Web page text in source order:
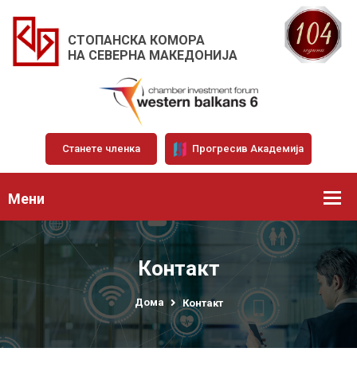
СТОПАНСКА КОМОРА
НА СЕВЕРНА МАКЕДОНИЈА
Станете членка Прогресив Академија
Мени
Контакт
Дома Контакт